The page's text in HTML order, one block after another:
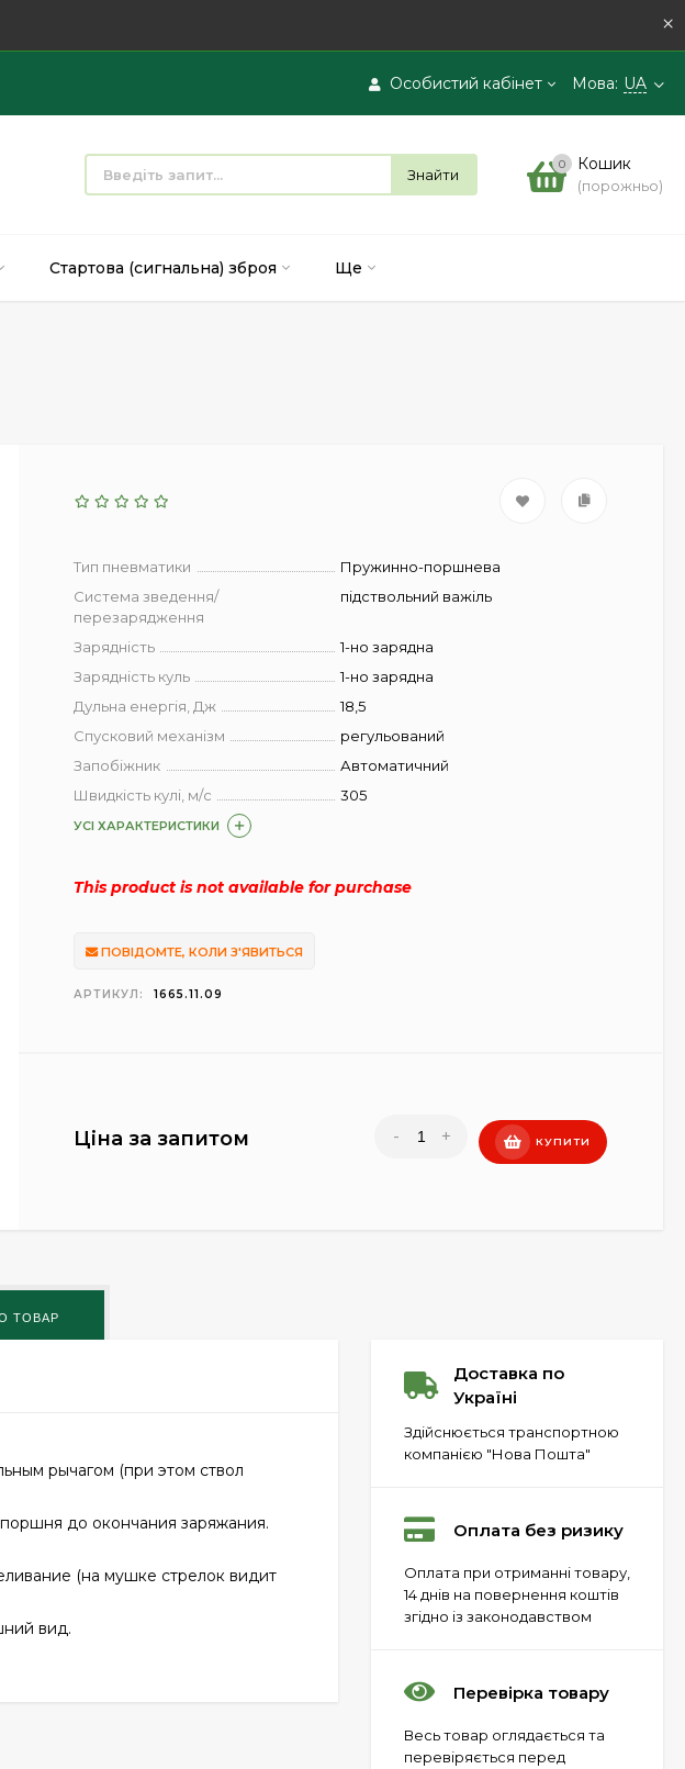
×
Особистий кабінет
Вхід
Реєстрація
Мова: UA
Знайти
0 Кошик
(порожньо)
Стартова (сигнальна) зброя Ще
Тип пневматики
Пружинно-поршнева
Система зведення/
перезарядження
підствольний важіль
Зарядність
1-но зарядна
Зарядність куль
1-но зарядна
Дульна енергія, Дж
18,5
Спусковий механізм
регульований
Запобіжник
Автоматичний
Швидкість кулі, м/с
305
УСІ ХАРАКТЕРИСТИКИ
This product is not available for purchase
ПОВІДОМТЕ, КОЛИ З'ЯВИТЬСЯ
АРТИКУЛ: 1665.11.09
Ціна за запитом - + КУПИТИ
рычагом (при этом ствол
до окончания заряжания.
(на мушке стрелок видит
вид.
Доставка по
Україні
Здійснюється транспортною
компанією "Нова Пошта"
Оплата без ризику
Оплата при отриманні товару,
14 днів на повернення коштів
згідно із законодавством
Перевірка товару
Весь товар оглядається та
перевіряється перед
пистолет Colt Special
Combat Classic
6 540 грн.
Патрони Флобера
1 850 грн.